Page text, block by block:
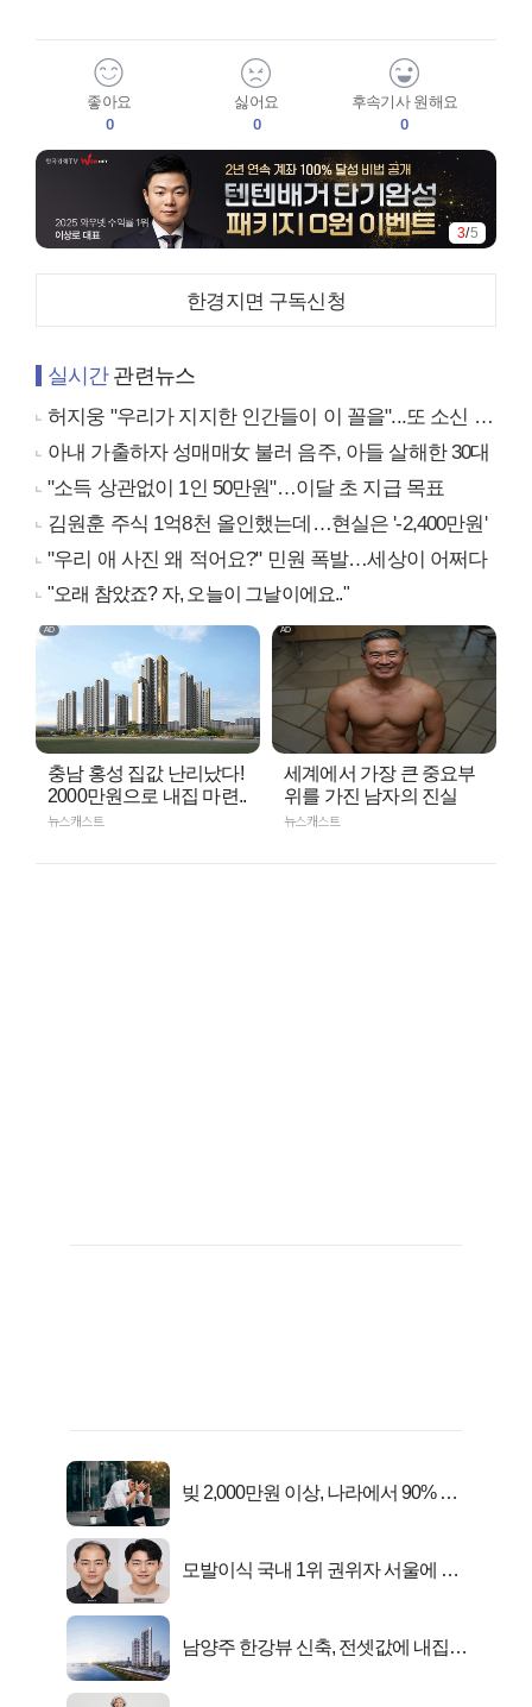
좋아요
0
싫어요
0
후속기사 원해요
0
4/5
한경지면 구독신청
실시간관련뉴스
허지웅 "우리가 지지한 인간들이 이 꼴을"...또 소신 발언
아내 가출하자 성매매女 불러 음주, 아들 살해한 30대
"소득 상관없이 1인 50만원"…이달 초 지급 목표
김원훈 주식 1억8천 올인했는데…현실은 '-2,400만원'
"우리 애 사진 왜 적어요?" 민원 폭발…세상이 어쩌다
"오래 참았죠? 자, 오늘이 그날이에요.."
충남 홍성 집값 난리났다!
2000만원으로 내집 마련..
뉴스캐스트
세계에서 가장 큰 중요부
위를 가진 남자의 진실
뉴스캐스트
빚 2,000만원 이상, 나라에서 90% 갚
모발이식 국내 1위 권위자 서울에 있
남양주 한강뷰 신축, 전셋값에 내집마